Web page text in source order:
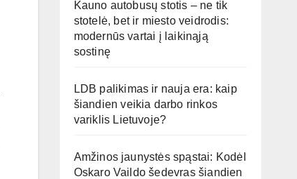
Kauno autobusų stotis – ne tik
stotelė, bet ir miesto veidrodis:
modernūs vartai į laikinąją
sostinę
LDB palikimas ir nauja era: kaip
šiandien veikia darbo rinkos
variklis Lietuvoje?
Amžinos jaunystės spąstai: Kodėl
Oskaro Vaildo šedevras šiandien